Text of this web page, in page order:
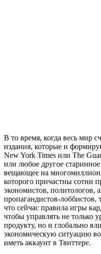
В то время, когда весь мир
издания, которые и
New York Times или The
или любое другое
вещающее на
которого причастны сотни
экономистов, политологов,
пропагандистов-лоббистов,
что сейчас правила игры
чтобы управлять не только
продукту, но и глобально
экономическую ситуацию
иметь аккаунт в Твиттере.